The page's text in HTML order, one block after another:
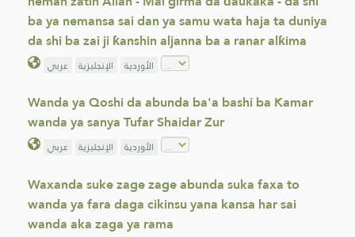
ba ya nemansa sai dan ya samu wata haja ta duniya
da shi ba zai ji ƙanshin aljanna ba a ranar alƙima
عربي الإنجليزية الأوردية
Wanda ya Qoshi da abunda ba'a bashi ba Kamar
wanda ya sanya Tufar Shaidar Zur
عربي الإنجليزية الأوردية
Waxanda suke zage zage abunda suka faxa to
wanda ya fara daga cikinsu yana kansa har sai
wanda aka zaga ya rama